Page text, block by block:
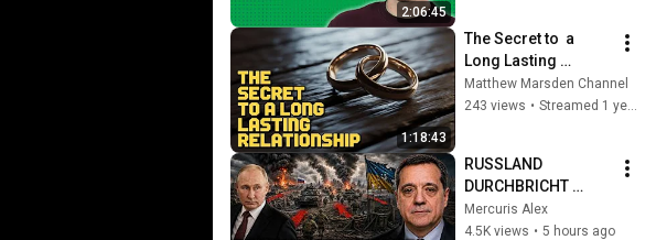
2:06:45
1:18:43
The Secret to  a
Long Lasting
Relationship
Matthew Marsden Channel
243 views • Streamed 1 year ago
RUSSLAND
DURCHBRICHT
UKRAINES
VERTEIDIGUNG
Mercuris Alex
4.5K views • 5 hours ago